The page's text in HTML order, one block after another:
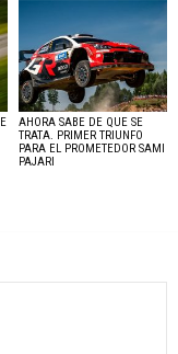
AHORA SABE DE QUE SE
TRATA. PRIMER TRIUNFO
PARA EL PROMETEDOR SAMI
PAJARI